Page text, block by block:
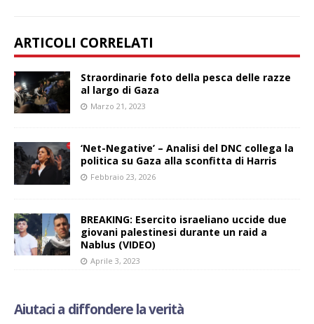
ARTICOLI CORRELATI
Straordinarie foto della pesca delle razze
al largo di Gaza
Marzo 21, 2023
‘Net-Negative’ – Analisi del DNC collega la
politica su Gaza alla sconfitta di Harris
Febbraio 23, 2026
BREAKING: Esercito israeliano uccide due
giovani palestinesi durante un raid a
Nablus (VIDEO)
Aprile 3, 2023
Aiutaci a diffondere la verità